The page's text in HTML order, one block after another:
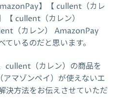
】【 cullent（カレ
cullent（カレン）
（カレン） AmazonPay
いるのだと思います。
cullent（カレン）の商品を
マゾンペイ）が使えないエ
決方法をお伝えさせていただ